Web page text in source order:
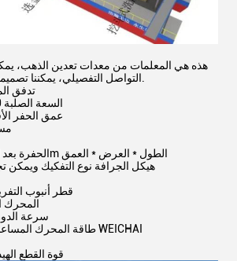
التواصل التفصيلي، يمكننا تصميمها وفقا لظروف العمل.
تدفق المياه 2000
السعة الصلبة 400 متر مكعب/ساعة
عمق الحفر الأقصى 45
الحفرة بعد التجميع 20 * 6.5 * 5.5m الطول * العرض * العمق
هيكل الجرافة نوع التفكيك ويمكن
قطر أنبوب التفريغ 350 ملم / 14
المحرك
سرعة الدوران 1500
طاقة المحرك المساعد 240 كيلوواط محرك WEICHAI
قوة القطع